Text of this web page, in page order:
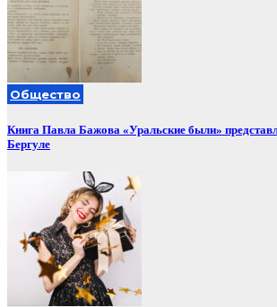
Общество
Книга Павла Бажова «Уральские были»
Бергуле